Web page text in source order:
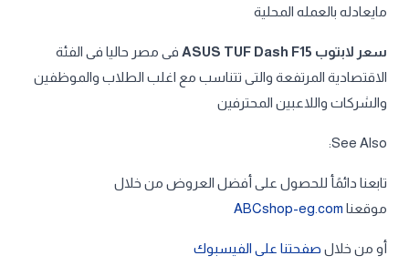
مايعادله بالعمله المحلية
سعر لابتوب ASUS TUF Dash F15
فى مصر حاليا فى الفئة
الاقتصادية المرتفعة والتى تتناسب مع اغلب الطلاب والموظفين
والشركات واللاعبين المحترفين
See Also:
تابعنا دائمًأ للحصول على أفضل العروض من خلال
موقعنا ABCshop-eg.com
أو من خلال صفحتنا على الفيسبوك